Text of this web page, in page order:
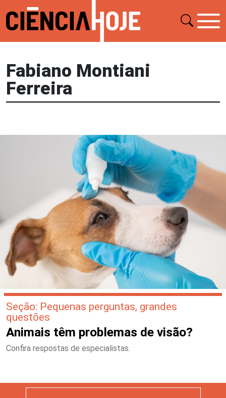
Fabiano Montiani
Ferreira
Seção: Pequenas perguntas, grandes
questões
Animais têm problemas de visão?
Confira respostas de especialistas.